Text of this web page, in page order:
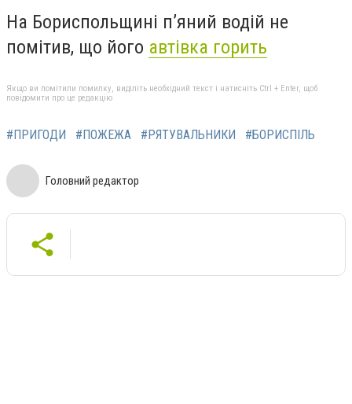
На Бориспольщині п’яний водій не
помітив, що його автівка горить
Якщо ви помітили помилку, виділіть необхідний текст і натисніть Ctrl + Enter, щоб
повідомити про це редакцію
#ПРИГОДИ #ПОЖЕЖА #РЯТУВАЛЬНИКИ #БОРИСПІЛЬ
Головний редактор